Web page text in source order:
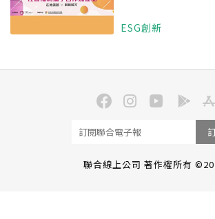
ESG創新
聯合線上公司 著作權所有